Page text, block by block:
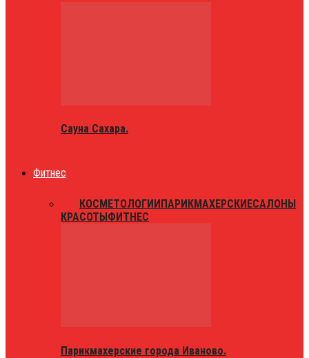
Сауна Сахара.
Фитнес
КОСМЕТОЛОГИИПАРИКМАХЕРСКИЕСАЛОНЫ
КРАСОТЫФИТНЕС
Парикмахерские города Иваново.